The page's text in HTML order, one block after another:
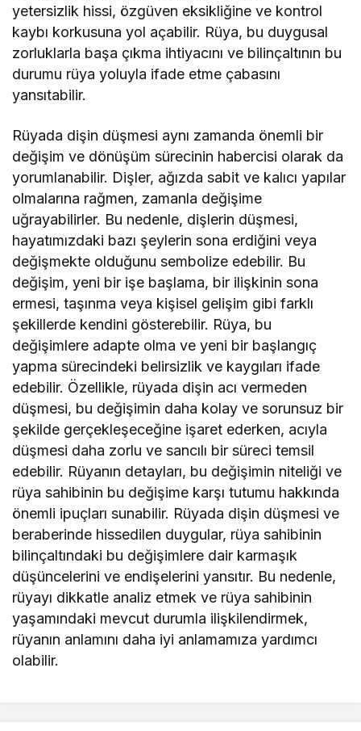
yetersizlik hissi, özgüven eksikliğine ve kontrol
kaybı korkusuna yol açabilir. Rüya, bu duygusal
zorluklarla başa çıkma ihtiyacını ve bilinçaltının bu
durumu rüya yoluyla ifade etme çabasını
yansıtabilir.
Rüyada dişin düşmesi aynı zamanda önemli bir
değişim ve dönüşüm sürecinin habercisi olarak da
yorumlanabilir. Dişler, ağızda sabit ve kalıcı yapılar
olmalarına rağmen, zamanla değişime
uğrayabilirler. Bu nedenle, dişlerin düşmesi,
hayatımızdaki bazı şeylerin sona erdiğini veya
değişmekte olduğunu sembolize edebilir. Bu
değişim, yeni bir işe başlama, bir ilişkinin sona
ermesi, taşınma veya kişisel gelişim gibi farklı
şekillerde kendini gösterebilir. Rüya, bu
değişimlere adapte olma ve yeni bir başlangıç
yapma sürecindeki belirsizlik ve kaygıları ifade
edebilir. Özellikle, rüyada dişin acı vermeden
düşmesi, bu değişimin daha kolay ve sorunsuz bir
şekilde gerçekleşeceğine işaret ederken, acıyla
düşmesi daha zorlu ve sancılı bir süreci temsil
edebilir. Rüyanın detayları, bu değişimin niteliği ve
rüya sahibinin bu değişime karşı tutumu hakkında
önemli ipuçları sunabilir. Rüyada dişin düşmesi ve
beraberinde hissedilen duygular, rüya sahibinin
bilinçaltındaki bu değişimlere dair karmaşık
düşüncelerini ve endişelerini yansıtır. Bu nedenle,
rüyayı dikkatle analiz etmek ve rüya sahibinin
yaşamındaki mevcut durumla ilişkilendirmek,
rüyanın anlamını daha iyi anlamamıza yardımcı
olabilir.